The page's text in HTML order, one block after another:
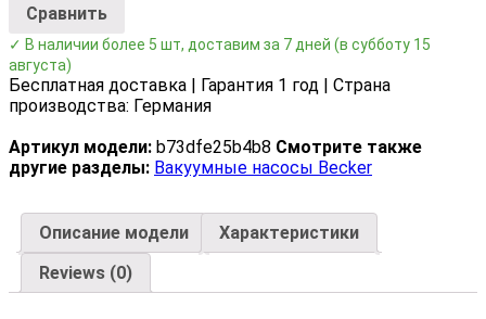
Сравнить
✓ В наличии более 5 шт, доставим за 7 дней (в субботу 15
августа)
Бесплатная доставка | Гарантия 1 год | Страна
производства: Германия
Артикул модели: b73dfe25b4b8 Смотрите также
другие разделы: Вакуумные насосы Becker
Описание модели
Характеристики
Reviews (0)